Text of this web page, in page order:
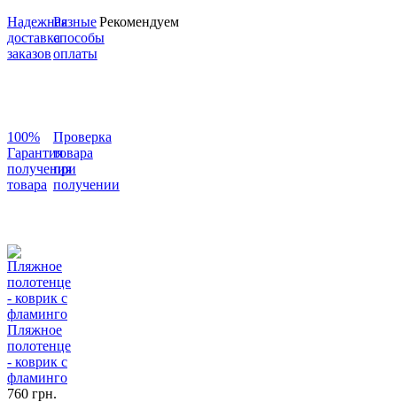
Надежная
доставка
заказов
Разные
способы
оплаты
100%
Гарантия
получения
товара
Проверка
товара
при
получении
Рекомендуем
Пляжное
полотенце
- коврик с
фламинго
760 грн.